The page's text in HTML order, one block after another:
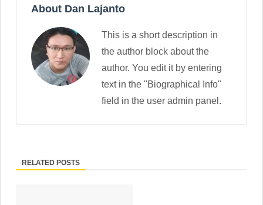
About Dan Lajanto
This is a short description in
the author block about the
author. You edit it by entering
text in the "Biographical Info"
field in the user admin panel.
RELATED POSTS